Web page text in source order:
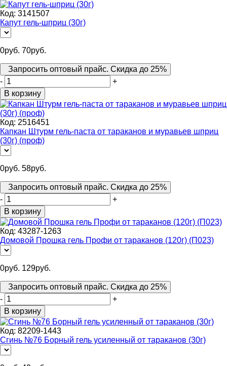
Код: 3141507
Капут гель-шприц (30г)
0руб. 70руб.
Запросить оптовый прайс. Скидка до 25%
-
+
В корзину
Код: 2516451
Капкан Штурм гель-паста от тараканов и муравьев шприц
(30г) (проф)
0руб. 58руб.
Запросить оптовый прайс. Скидка до 25%
-
+
В корзину
Код: 43287-1263
Домовой Прошка гель Профи от тараканов (120г) (П023)
0руб. 129руб.
Запросить оптовый прайс. Скидка до 25%
-
+
В корзину
Код: 82209-1443
Сгинь №76 Борный гель усиленный от тараканов (30г)